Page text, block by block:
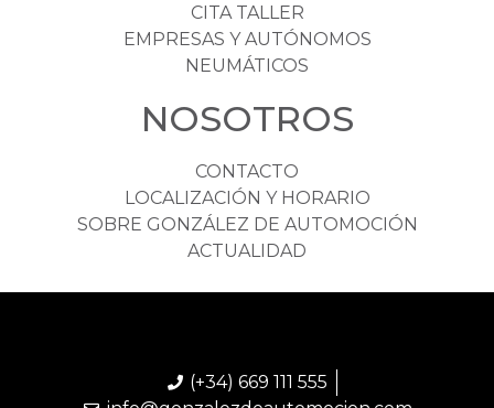
CITA TALLER
EMPRESAS Y AUTÓNOMOS
NEUMÁTICOS
NOSOTROS
CONTACTO
LOCALIZACIÓN Y HORARIO
SOBRE GONZÁLEZ DE AUTOMOCIÓN
ACTUALIDAD
(+34) 669 111 555